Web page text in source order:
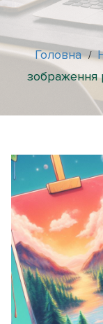
Головна /
зображення